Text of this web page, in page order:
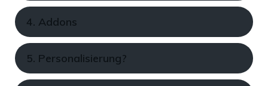
4. Addons
5. Personalisierung?